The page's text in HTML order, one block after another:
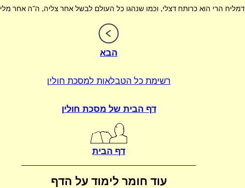
דמליח הרי הוא כרותח דצלי, וכמו שנהגו כל העולם לבשל אחר צליה, ה"ה אחר
הבא
רשימת כל הטבלאות למסכת חולין
דף הבית של מסכת חולין
דף הבית
עוד חומר לימוד על הדף